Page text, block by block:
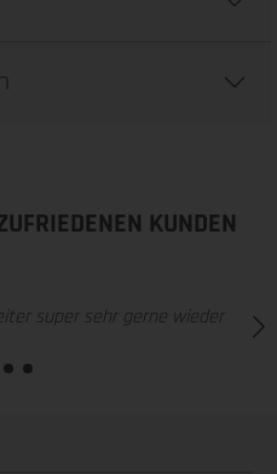
KUNDEN
super sehr gerne wieder